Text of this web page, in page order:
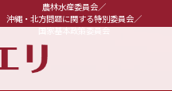
農林水産委員会／
沖縄・北方問題に関する特別委員会／
国家基本政策委員会